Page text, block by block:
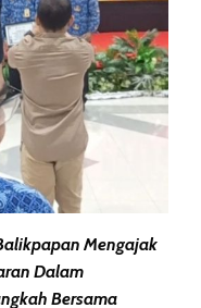
Mengajak
Dalam
Bersama